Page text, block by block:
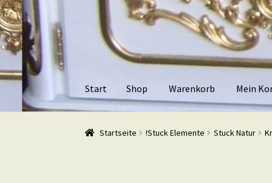
Zur
Navigation
springen
Zum
Inhalt
springen
Start Shop Warenkorb Mein
Start ShopWarenkorb Mein Konto Kasse
Startseite !Stuck Elemente Stuck Natur